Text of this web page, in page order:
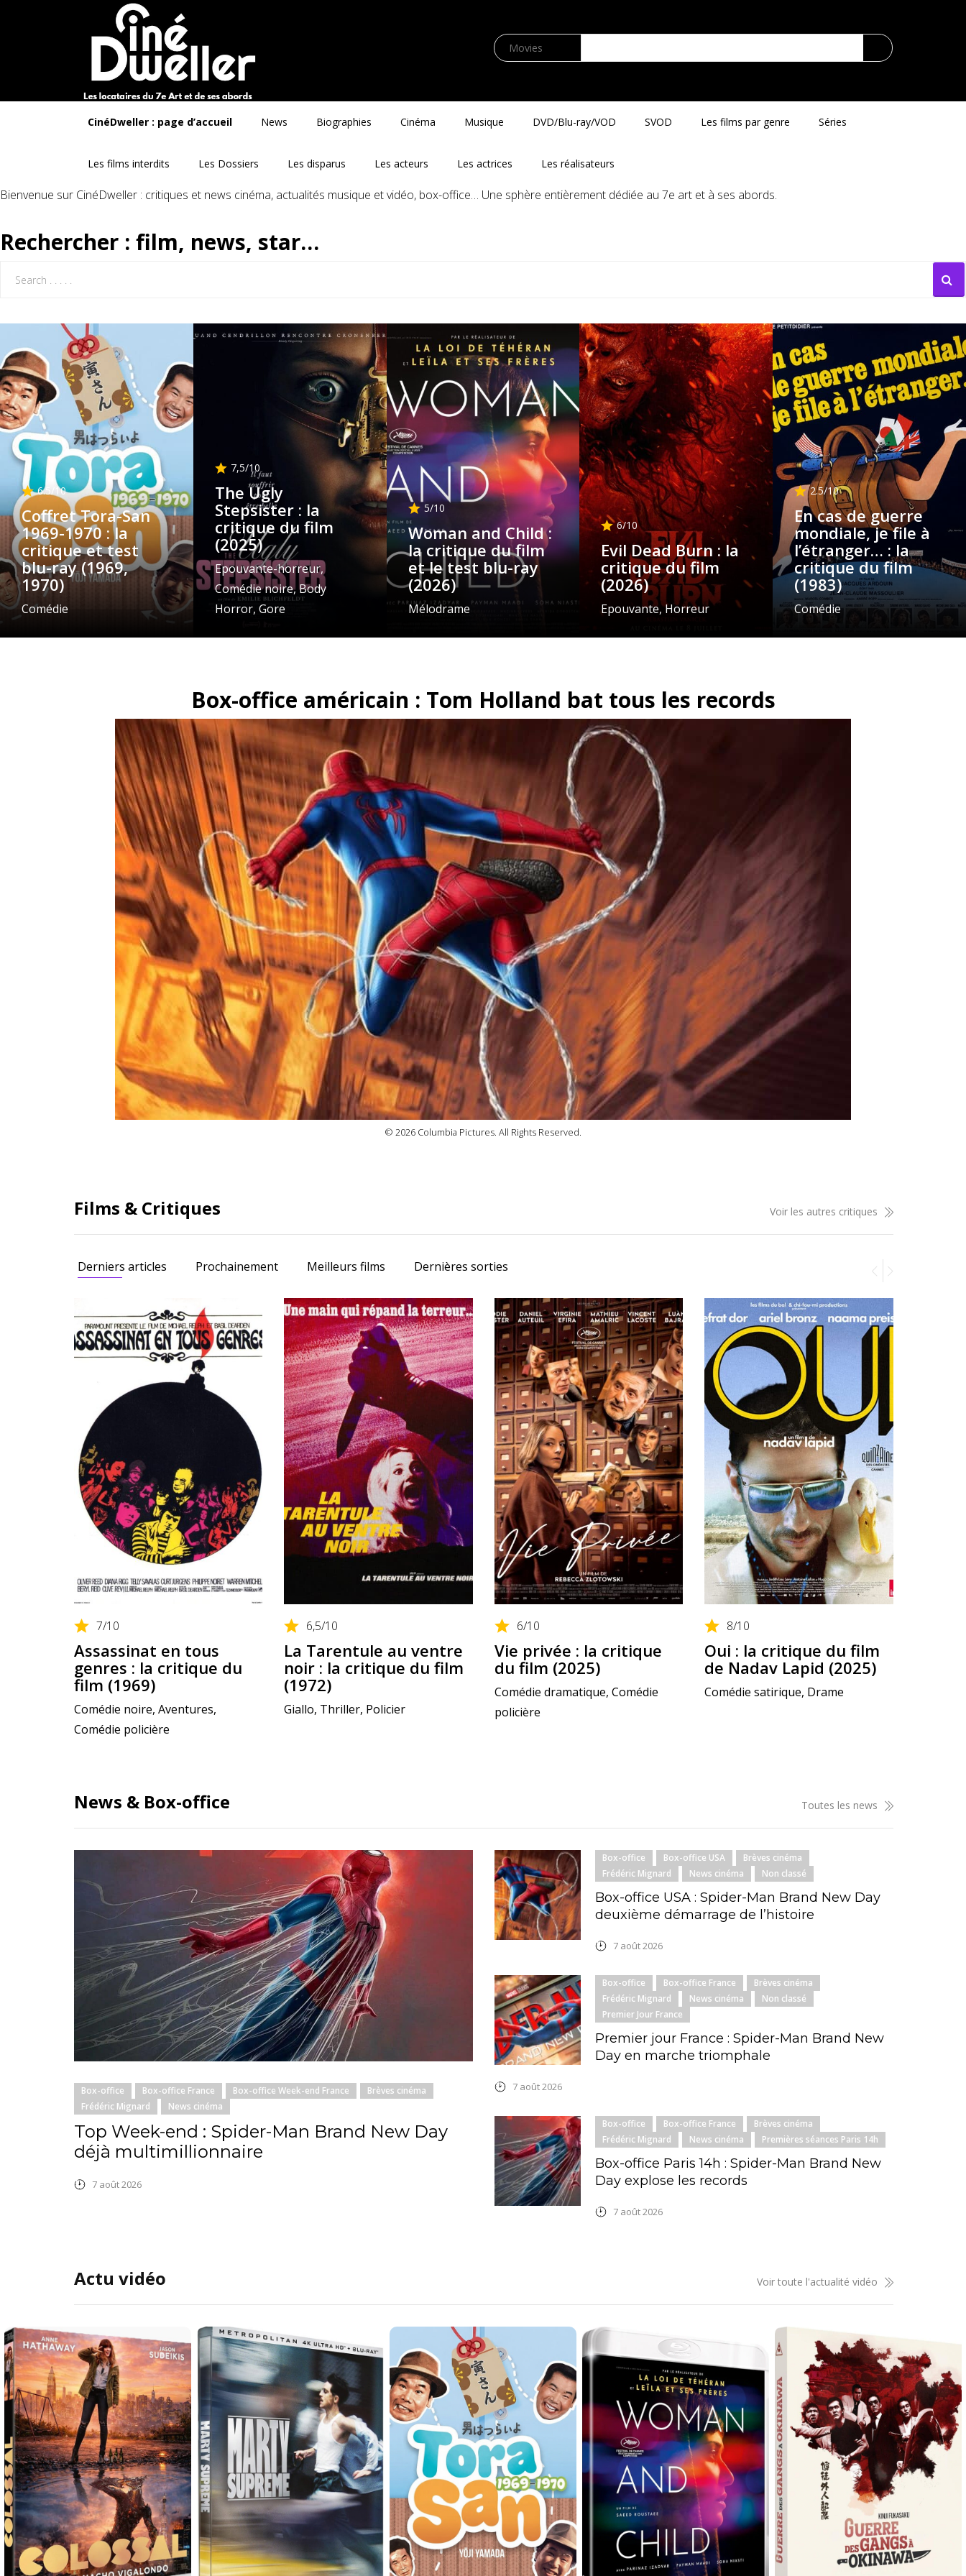
CinéDweller : page d’accueil News Biographies Cinéma Musique DVD/Blu-ray/VOD SVOD Les films par genre Séries
Les films interdits Les Dossiers Les disparus Les acteurs Les actrices Les réalisateurs
Bienvenue sur CinéDweller : critiques et news cinéma, actualités musique et vidéo, box-office… Une sphère entièrement dédiée au 7e art et à ses abords.
Rechercher : film, news, star…
6.5/10
Coffret Tora-San
1969-1970 : la
critique et test
blu-ray (1969,
1970)
Comédie
7,5/10
The Ugly
Stepsister : la
critique du film
(2025)
Epouvante-horreur,
Comédie noire, Body
Horror, Gore
5/10
Woman and Child :
la critique du film
et le test blu-ray
(2026)
Mélodrame
6/10
Evil Dead Burn : la
critique du film
(2026)
Epouvante, Horreur
2.5/10
En cas de guerre
mondiale, je file à
l’étranger… : la
critique du film
(1983)
Comédie
Box-office américain : Tom Holland bat tous les records
© 2026 Columbia Pictures. All Rights Reserved.
Films & Critiques Voir les autres critiques
Derniers articles Prochainement Meilleurs films Dernières sorties
7/10
Assassinat en tous
genres : la critique du
film (1969)
Comédie noire, Aventures,
Comédie policière
6,5/10
La Tarentule au ventre
noir : la critique du film
(1972)
Giallo, Thriller, Policier
6/10
Vie privée : la critique
du film (2025)
Comédie dramatique, Comédie
policière
8/10
Oui : la critique du film
de Nadav Lapid (2025)
Comédie satirique, Drame
News & Box-office Toutes les news
Box-office Box-office France Box-office Week-end France
Brèves cinéma
Frédéric Mignard
News cinéma
Top Week-end : Spider-Man Brand New Day
déjà multimillionnaire
7 août 2026
Box-office Box-office USA
Brèves cinéma
Frédéric Mignard
News cinéma Non classé
Box-office USA : Spider-Man Brand New Day
deuxième démarrage de l’histoire
7 août 2026
Box-office Box-office France
Brèves cinéma
Frédéric Mignard
News cinéma
Non classé
Premier Jour France
Premier jour France : Spider-Man Brand New
Day en marche triomphale
7 août 2026
Box-office Box-office France
Brèves cinéma
Frédéric Mignard
News cinéma Premières séances Paris 14h
Box-office Paris 14h : Spider-Man Brand New
Day explose les records
7 août 2026
Actu vidéo Voir toute l'actualité vidéo